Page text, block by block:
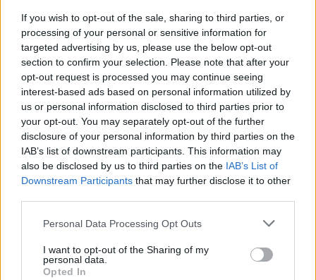
If you wish to opt-out of the sale, sharing to third parties, or
processing of your personal or sensitive information for
targeted advertising by us, please use the below opt-out
section to confirm your selection. Please note that after your
opt-out request is processed you may continue seeing
interest-based ads based on personal information utilized by
us or personal information disclosed to third parties prior to
your opt-out. You may separately opt-out of the further
disclosure of your personal information by third parties on the
IAB’s list of downstream participants. This information may
also be disclosed by us to third parties on the IAB’s List of
Downstream Participants that may further disclose it to other
Personal Data Processing Opt Outs
I want to opt-out of the Sharing of my
personal data.
Opted In
Photo Shutterstock
Διαβάστε επίσης
Η εφαρμογή της τεχνητής νοημοσύνης στην